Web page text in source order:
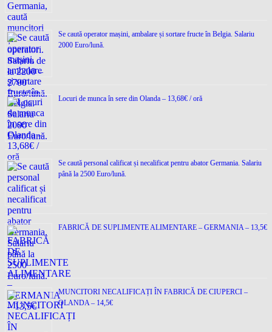
Se caută operator mașini, ambalare și sortare fructe în Belgia. Salariu
2000 Euro/lună.
Locuri de munca în sere din Olanda – 13,68€ / oră
Se caută personal calificat și necalificat pentru abator Germania. Salariu
până la 2500 Euro/lună.
FABRICĂ DE SUPLIMENTE ALIMENTARE – GERMANIA – 13,5€
MUNCITORI NECALIFICAȚI ÎN FABRICĂ DE CIUPERCI –
OLANDA – 14,5€